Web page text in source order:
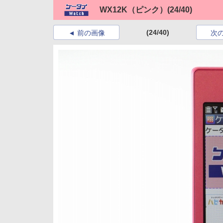
WX12K（ピンク） (24/40)
前の画像 (24/40) 次